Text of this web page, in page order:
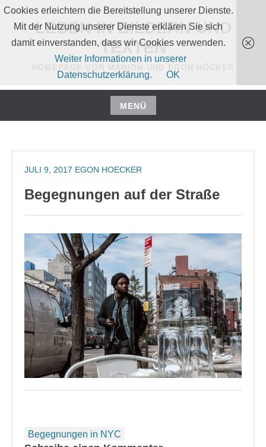
Zum
Inhalt
springen
LEBEN IN BILDERN UND
TEXTEN
MENÜ
Zum
springen
JULI 9, 2017 EGON HOECKER
Begegnungen auf der Straße
Beitragsnavigation
Begegnungen in NYC
Cookies erleichtern die Bereitstellung unserer Dienste.
Mit der Nutzung unserer Dienste erklären Sie sich
damit einverstanden, dass wir Cookies verwenden.
Weiter Informationen in unserer
Datenschutzerklärung.
OK